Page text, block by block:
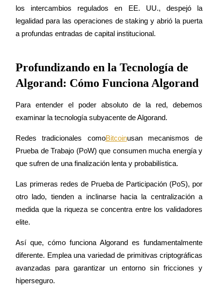
Aprender Staking
Obtenga más información sobre cómo obtener ingresos pasivos
Bitrue
AI
Bitrue Partners
Afiliados de Bitrue
los intercambios regulados en EE. UU., despejó la
legalidad para las operaciones de staking y abrió la puerta
a profundas entradas de capital institucional.
Profundizando en la Tecnología de
Algorand: Cómo Funciona Algorand
Para entender el poder absoluto de la red, debemos
examinar la tecnología subyacente de Algorand.
Redes tradicionales comoBitcoinusan mecanismos de
Prueba de Trabajo (PoW) que consumen mucha energía y
que sufren de una finalización lenta y probabilística.
Las primeras redes de Prueba de Participación (PoS), por
otro lado, tienden a inclinarse hacia la centralización a
medida que la riqueza se concentra entre los validadores
elite.
Así que, cómo funciona Algorand es fundamentalmente
diferente. Emplea una variedad de primitivas criptográficas
avanzadas para garantizar un entorno sin fricciones y
hiperseguro.